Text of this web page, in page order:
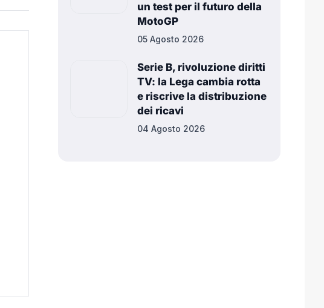
un test per il futuro della
MotoGP
05 Agosto 2026
Serie B, rivoluzione diritti
TV: la Lega cambia rotta
e riscrive la distribuzione
dei ricavi
04 Agosto 2026